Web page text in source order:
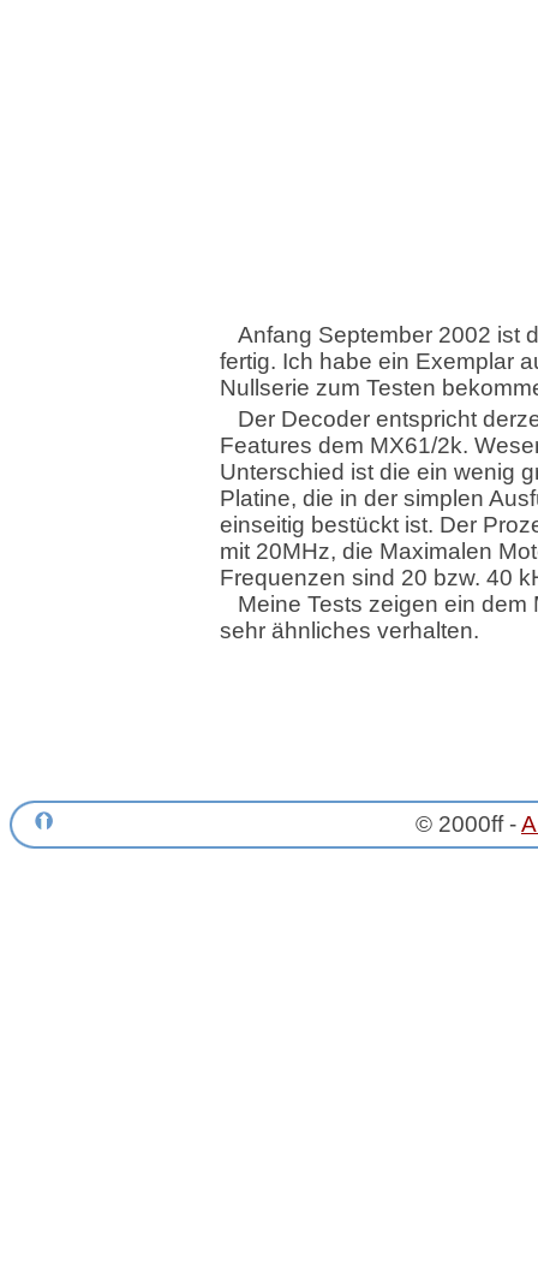
Anfang September 2002 ist
fertig. Ich habe ein Exemplar
Nullserie zum Testen
Der Decoder entspricht
Features dem MX61/2k.
Unterschied ist die ein wenig
Platine, die in der simplen
einseitig bestückt ist. Der
mit 20MHz, die Maximalen
Frequenzen sind 20 bzw. 40
Meine Tests zeigen ein dem
sehr ähnliches verhalten.
© 2000ff -